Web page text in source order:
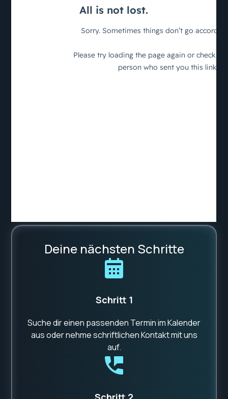
Deine nächsten Schritte
Schritt 1
Suche dir einen passenden Termin im Kalender
aus oder nehme schriftlichen Kontakt mit uns
auf.